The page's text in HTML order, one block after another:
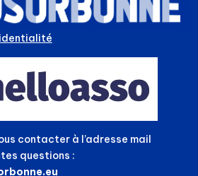
contacter à l’adresse mail
questions :